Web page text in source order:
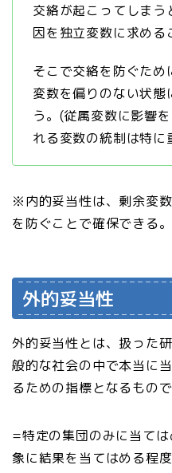
交絡が起こってしま
因を独立変数に求める
そこで交絡を防ぐた
変数を偏りのない状態
う。(従属変数に影響
れる変数の統制は特に
※内的妥当性は、剰余変
を防ぐことで確保できる。
外的妥当性
外的妥当性とは、扱った
般的な社会の中で本当に
るための指標となるもので
=特定の集団のみに当て
象に結果を当てはめる程度